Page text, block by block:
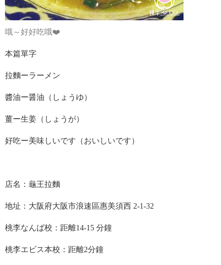
哦～好好吃哦❤️
本篇單字
拉麵ーラーメン
醬油ー醤油（しょうゆ）
薑ー生姜（しょうが）
好吃ー美味しいです（おいしいです）
店名：龜王拉麵
地址：大阪府大阪市浪速區惠美須西 2-1-32
桃李なんば校：距離14-15 分鐘
桃李エビス本校：距離2分鐘